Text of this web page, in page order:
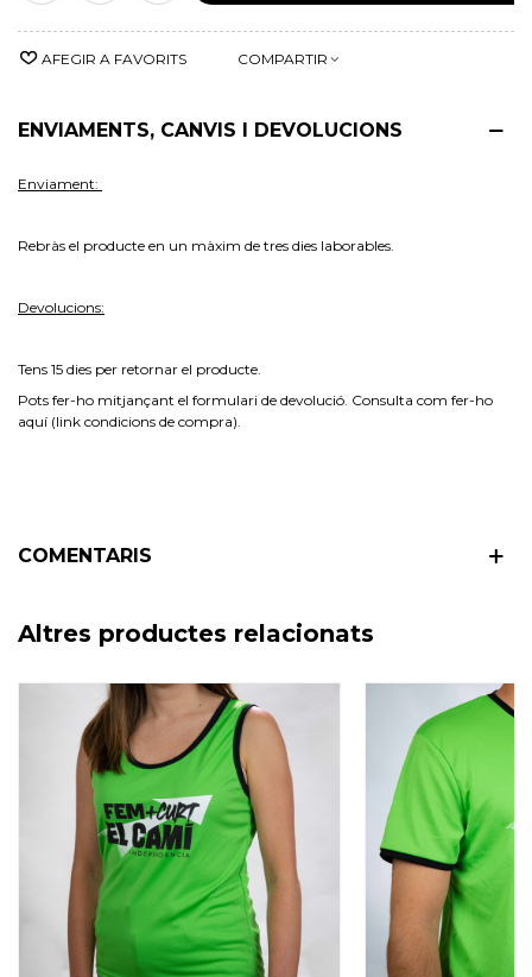
AFEGIR A FAVORITS COMPARTIR
ENVIAMENTS, CANVIS I DEVOLUCIONS
Enviament:
Rebràs el producte en un màxim de tres dies laborables.
Devolucions:
Tens 15 dies per retornar el producte.
Pots fer-ho mitjançant el formulari de devolució. Consulta com fer-ho
aquí (link condicions de compra).
COMENTARIS
Altres productes relacionats